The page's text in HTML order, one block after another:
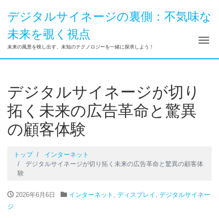
デジタルサイネージの裏側：不気味な
未来を覗く視点
未来の風景を映し出す、未知のテクノロジーを一緒に探求しよう！ ナ
デジタルサイネージが切り
拓く未来の広告革命と驚異
の顧客体験
トップ
インターネット
デジタルサイネージが切り拓く未来の広告革命と驚異の顧客体
験
2026年6月6日 インターネット , ディスプレイ , デジタルサイネー
ジ